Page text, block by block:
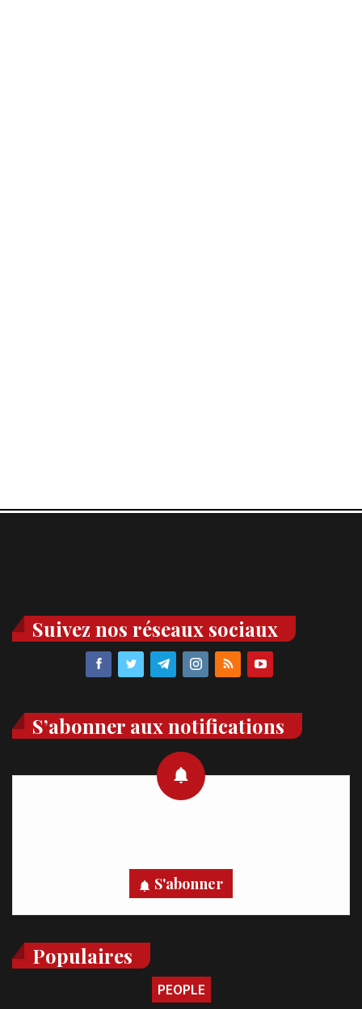
Suivez nos réseaux sociaux
S’abonner aux notifications
S'abonner
Populaires
PEOPLE